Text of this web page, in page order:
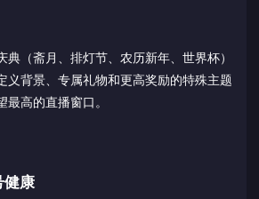
典（斋月、排灯节、农历新年、世界杯）
义背景、专属礼物和更高奖励的特殊主题
最高的直播窗口。
健康